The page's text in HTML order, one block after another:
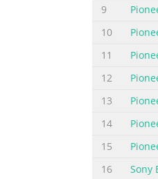
ignition
display. •
the like.
Resumo
Fitting
the button
9
10
11
12
13
14
15
16
Sony